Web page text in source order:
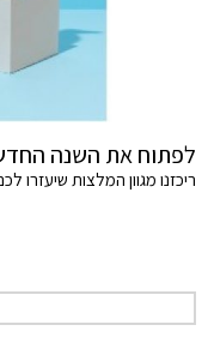
לפתוח את השנה
ריכזנו מגוון המלצות